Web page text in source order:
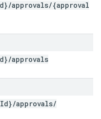
/approvals/{approval
/approvals
Id}/approvals/